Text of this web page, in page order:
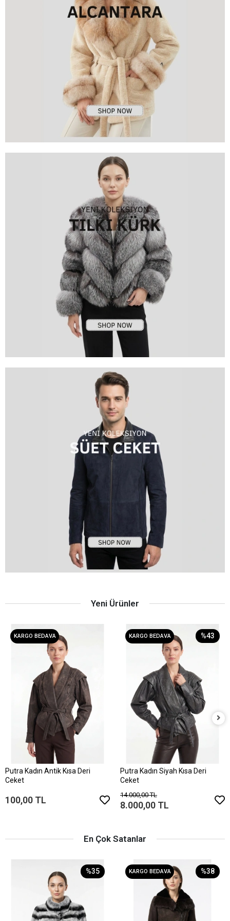
Yeni Ürünler
KARGO BEDAVA
Putra Kadın Antik Kısa Deri
Ceket
100,00 TL
KARGO BEDAVA %43
Putra Kadın Siyah Kısa Deri
Ceket
14.000,00 TL
8.000,00 TL
En Çok Satanlar
%35 KARGO BEDAVA %38